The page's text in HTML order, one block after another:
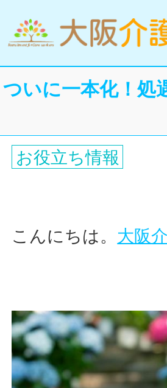
ついに一本化！処
お役立ち情報
こんにちは。 大阪